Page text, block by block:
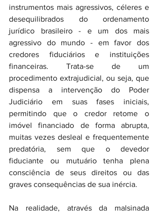
instrumentos mais agressivos, céleres e
desequilibrados do ordenamento
jurídico brasileiro - e um dos mais
agressivo do mundo - em favor dos
credores fiduciários e instituições
financeiras. Trata-se de um
procedimento extrajudicial, ou seja, que
dispensa a intervenção do Poder
Judiciário em suas fases iniciais,
permitindo que o credor retome o
imóvel financiado de forma abrupta,
muitas vezes desleal e frequentemente
predatória, sem que o devedor
fiduciante ou mutuário tenha plena
consciência de seus direitos ou das
graves consequências de sua inércia.
Na realidade, através da malsinada